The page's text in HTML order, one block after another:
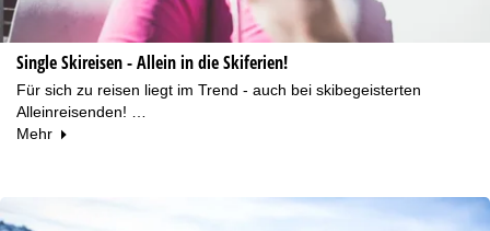
Single Skireisen - Allein in die Skiferien!
Für sich zu reisen liegt im Trend - auch bei skibegeisterten
Alleinreisenden! …
Mehr